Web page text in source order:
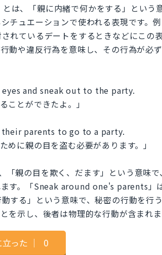
、「親に内緒で何かをする」という意
チュエーションで使われる表現です。
れているデートをするときなどにこの
動や違反行為を意味し、その行為が必
and sneak out to the party.
ことができたよ。」
parents to go to a party.
めに親の目を盗む必要があります。」
親の目を欺く、だます」という意味で
す。「Sneak around one's parents」
する」という意味で、秘密の行動を行
を示し、後者は物理的な行動が含まれま
った ｜ 0